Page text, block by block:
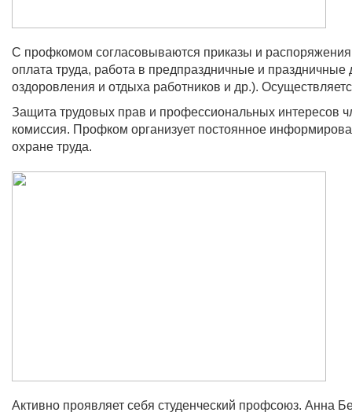
С профкомом согласовываются приказы и
оплата труда, работа в предпраздничные и
оздоровления и отдыха работников и др.).
Защита трудовых прав и профессиональных интересов
комиссия. Профком организует постоянное
охране труда.
Активно проявляет себя студенческий профсоюз. Анна